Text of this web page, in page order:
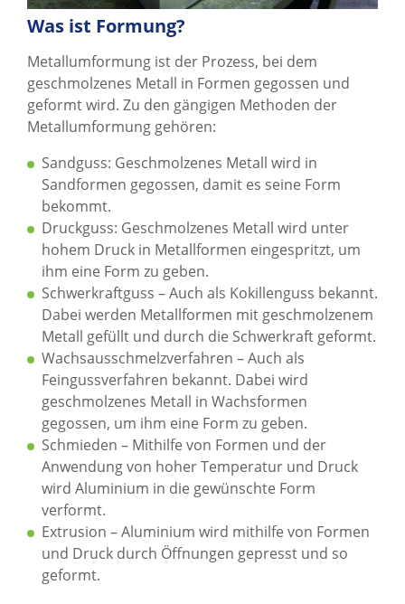
Was ist Formung?
Metallumformung ist der Prozess, bei dem
geschmolzenes Metall in Formen gegossen und
geformt wird. Zu den gängigen Methoden der
Metallumformung gehören:
Sandguss: Geschmolzenes Metall wird in
Sandformen gegossen, damit es seine Form
bekommt.
Druckguss: Geschmolzenes Metall wird unter
hohem Druck in Metallformen eingespritzt, um
ihm eine Form zu geben.
Schwerkraftguss – Auch als Kokillenguss bekannt.
Dabei werden Metallformen mit geschmolzenem
Metall gefüllt und durch die Schwerkraft geformt.
Wachsausschmelzverfahren – Auch als
Feingussverfahren bekannt. Dabei wird
geschmolzenes Metall in Wachsformen
gegossen, um ihm eine Form zu geben.
Schmieden – Mithilfe von Formen und der
Anwendung von hoher Temperatur und Druck
wird Aluminium in die gewünschte Form
verformt.
Extrusion – Aluminium wird mithilfe von Formen
und Druck durch Öffnungen gepresst und so
geformt.